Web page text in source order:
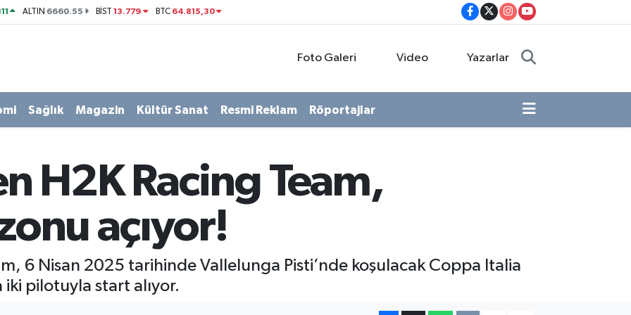
ALTIN 6660.55 BİST13.779 BTC 64.815,30
Foto Galeri Video Yazarlar
Sağlık Magazin Kültür Sanat Resmi Reklam Röportajlar
H2K Racing Team,
açıyor!
6 Nisan 2025 tarihinde Vallelunga Pisti’nde koşulacak Coppa Italia
iki pilotuyla start alıyor.